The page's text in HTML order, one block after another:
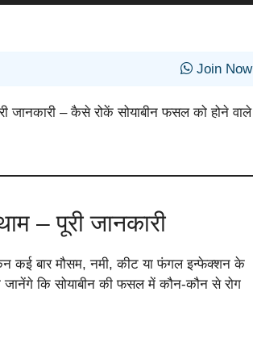
Join Now
जानकारी – कैसे रोकें सोयाबीन फसल को होने वाले
– पूरी जानकारी
कई बार मौसम, नमी, कीट या फंगल इन्फेक्शन के
कि सोयाबीन की फसल में कौन-कौन से रोग